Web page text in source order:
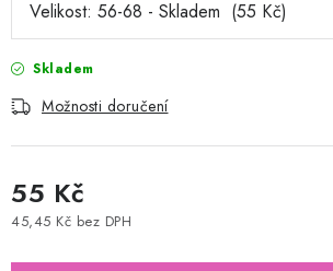
Skladem
Možnosti doručení
55 Kč
45,45 Kč bez DPH